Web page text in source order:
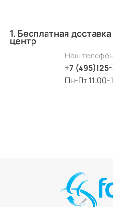
1. Бесплатная
центр
Наш
+7
Пн-Пт 11:00-